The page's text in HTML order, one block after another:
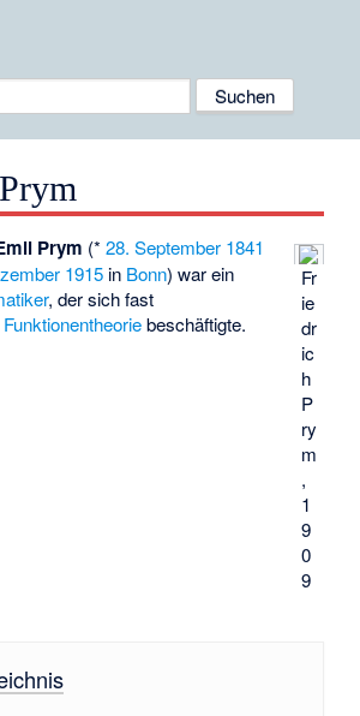
Fr
ie
dr
ic
h
P
ry
m
,
1
9
0
9
Prym (*28. September 1841
1915 in Bonn) war ein
, der sich fast
Funktionentheoriebeschäftigte.